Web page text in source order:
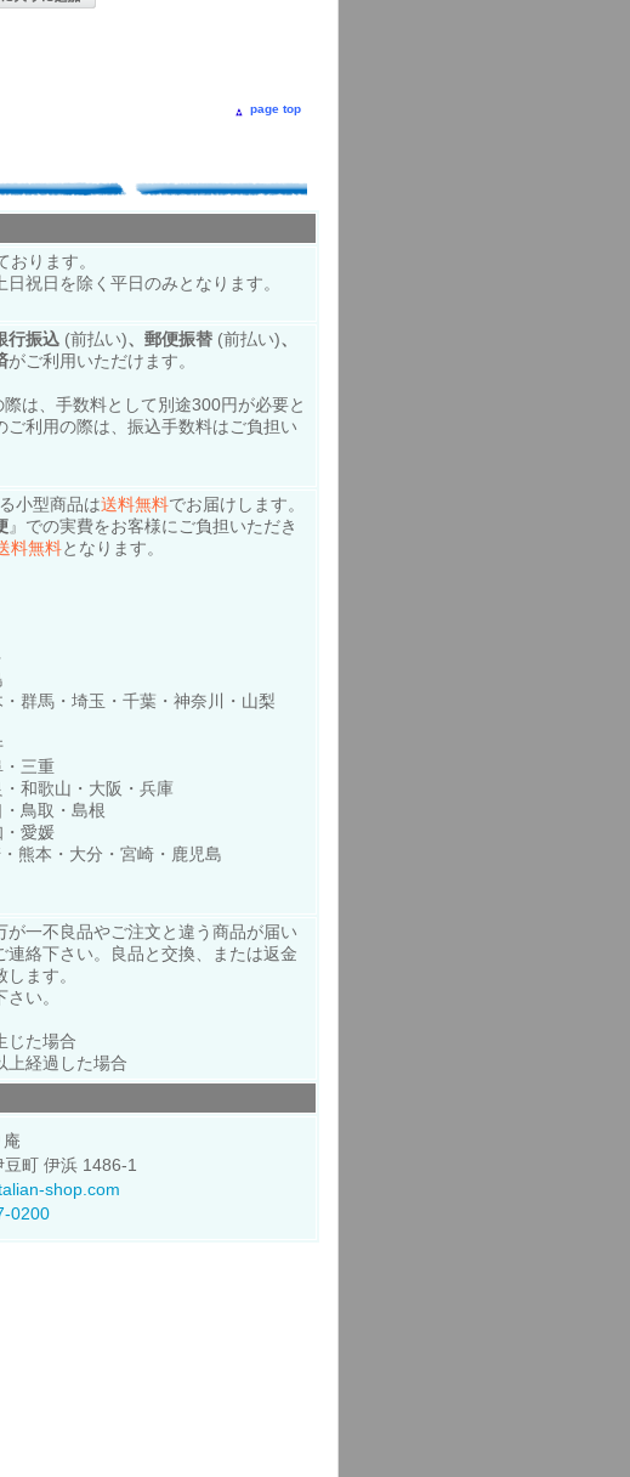
page top
ります。
祝日を除く平日のみとなります。
行振込 (前払い)、郵便振替 (前払い)、
がご利用いただけます。
は、手数料として別途300円が必要と
利用の際は、振込手数料はご負担い
小型商品は送料無料でお届けします。
』での実費をお客様にご負担いただき
料無料となります。
馬・埼玉・千葉・神奈川・山梨
三重
歌山・大阪・兵庫
取・島根
愛媛
本・大分・宮崎・鹿児島
一不良品やご注文と違う商品が届い
絡下さい。良品と交換、または返金
ます。
い。
じた場合
上経過した場合
町 伊浜 1486-1
shop.com
0200